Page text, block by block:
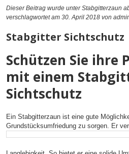
Dieser Beitrag wurde unterStabgitterzaun
verschlagwortet am 30. April 2018 von
Stabgitter Sichtschutz
Schützen Sie ihre
mit einem
Sichtschutz
Ein Stabgitterzaun ist eine gute
Grundstücksumfriedung zu sorgen. Er